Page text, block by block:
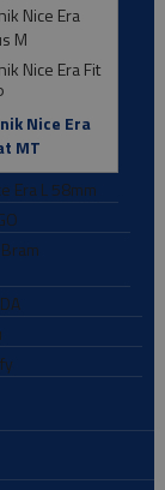
Nice Era
M
Nice Era Fit
Nice Era
MT
Era L 58mm